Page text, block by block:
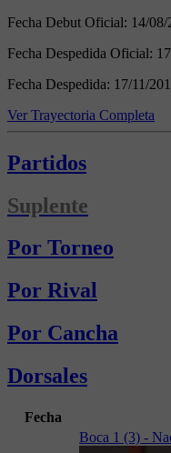
Fecha Debut Oficial: 14/
Fecha Despedida Oficial:
Fecha Despedida: 17/11/
Ver Trayectoria Completa
Partidos
Suplente
Por Torneo
Por Rival
Por Cancha
Dorsales
Fecha
Boca 1 (3) -